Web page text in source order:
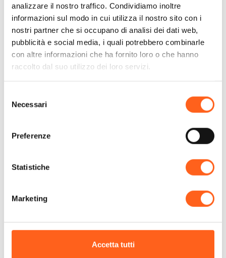
analizzare il nostro traffico. Condividiamo inoltre
informazioni sul modo in cui utilizza il nostro sito con i
nostri partner che si occupano di analisi dei dati web,
pubblicità e social media, i quali potrebbero combinarle
con altre informazioni che ha fornito loro o che hanno
raccolto dal suo utilizzo dei loro servizi.
delNecessari
Preferenze
Statistiche
Marketing
Accetta tutti
Viale Cristoforo Colombo N.84
Sito web
Scoprirete di essere tra amici!